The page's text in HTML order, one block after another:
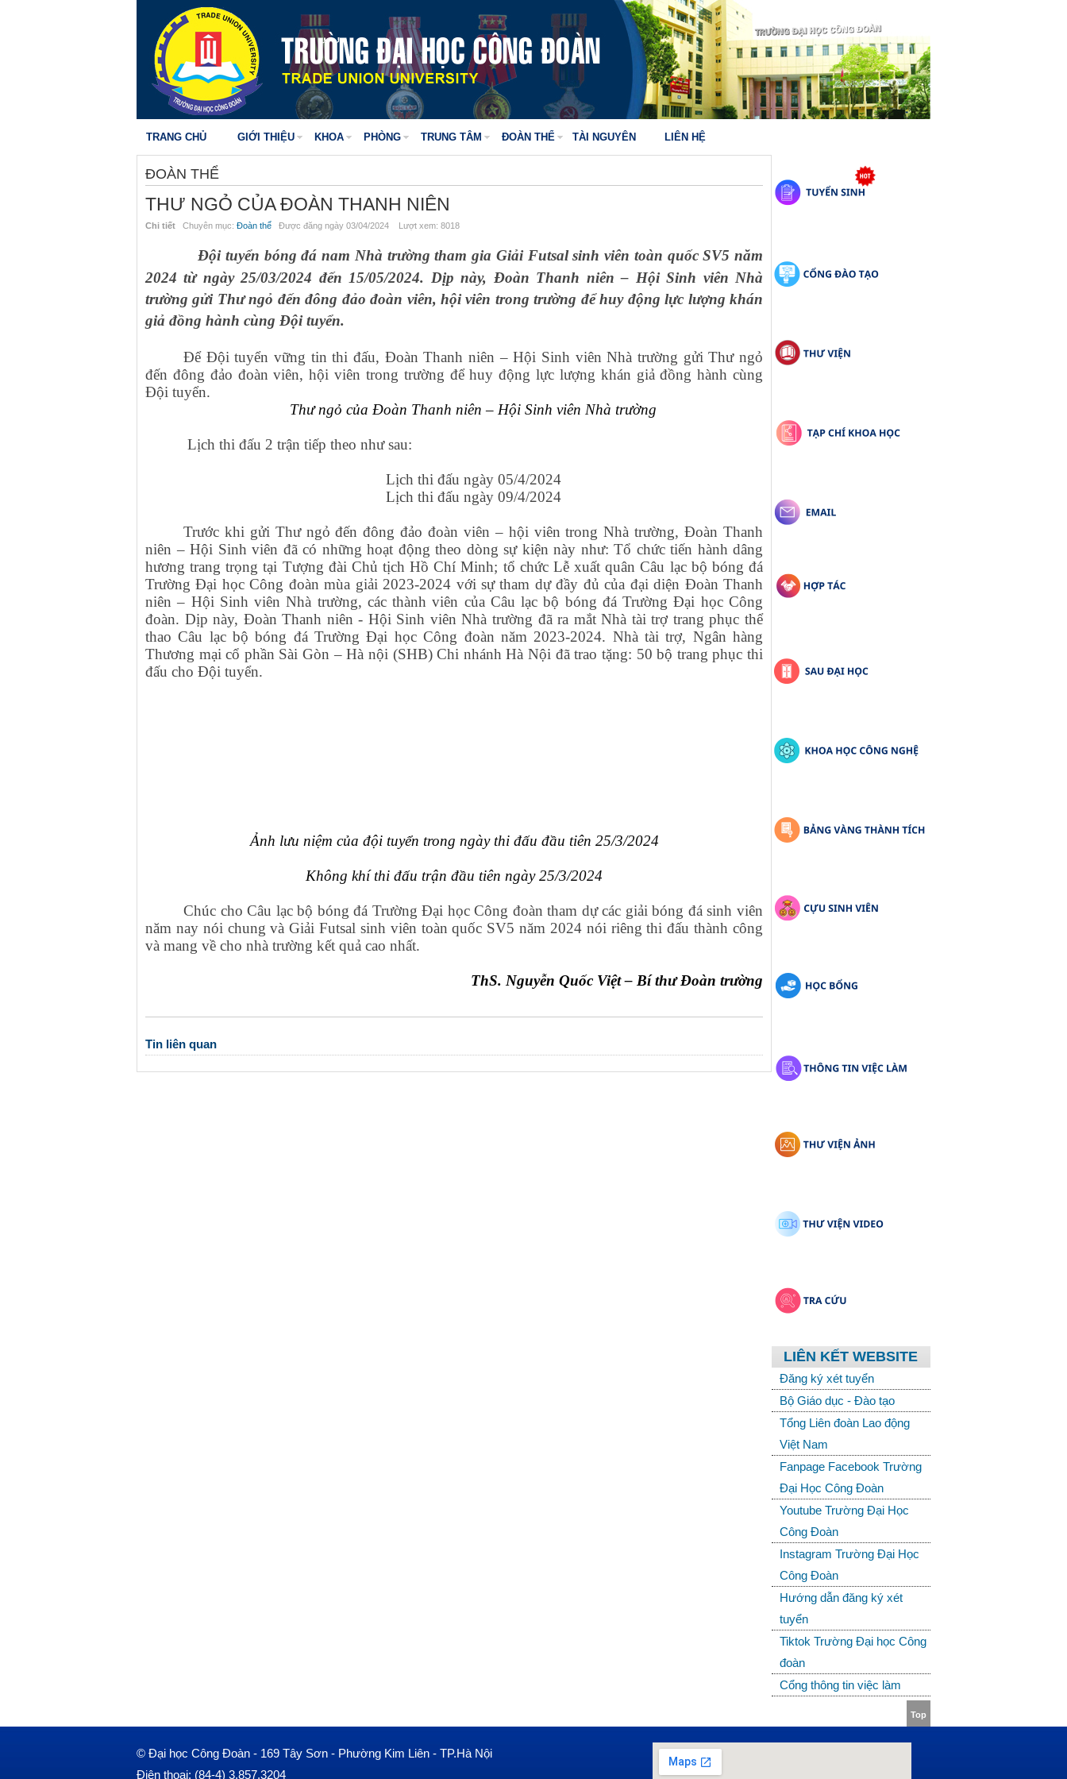
TRANG CHỦ GIỚI THIỆU KHOA PHÒNG TRUNG TÂM ĐOÀN THỂ TÀI NGUYÊN LIÊN HỆ
ĐOÀN THỂ
THƯ NGỎ CỦA ĐOÀN THANH NIÊN
Chi tiết Chuyên mục: Đoàn thể Được đăng ngày 03/04/2024 Lượt xem: 8018
Đội tuyển bóng đá nam Nhà trường tham gia Giải Futsal sinh viên toàn quốc SV5 năm
2024 từ ngày 25/03/2024 đến 15/05/2024. Dịp này, Đoàn Thanh niên – Hội Sinh viên Nhà
trường gửi Thư ngỏ đến đông đảo đoàn viên, hội viên trong trường để huy động lực lượng khán
giả đồng hành cùng Đội tuyển.
Để Đội tuyển vững tin thi đấu, Đoàn Thanh niên – Hội Sinh viên Nhà trường gửi Thư ngỏ
đến đông đảo đoàn viên, hội viên trong trường để huy động lực lượng khán giả đồng hành cùng
Đội tuyển.
Thư ngỏ của Đoàn Thanh niên – Hội Sinh viên Nhà trường
Lịch thi đấu 2 trận tiếp theo như sau:
Lịch thi đấu ngày 05/4/2024
Lịch thi đấu ngày 09/4/2024
Trước khi gửi Thư ngỏ đến đông đảo đoàn viên – hội viên trong Nhà trường, Đoàn Thanh
niên – Hội Sinh viên đã có những hoạt động theo dòng sự kiện này như: Tổ chức tiến hành dâng
hương trang trọng tại Tượng đài Chủ tịch Hồ Chí Minh; tổ chức Lễ xuất quân Câu lạc bộ bóng đá
Trường Đại học Công đoàn mùa giải 2023-2024 với sự tham dự đầy đủ của đại diện Đoàn Thanh
niên – Hội Sinh viên Nhà trường, các thành viên của Câu lạc bộ bóng đá Trường Đại học Công
đoàn. Dịp này, Đoàn Thanh niên - Hội Sinh viên Nhà trường đã ra mắt Nhà tài trợ trang phục thể
thao Câu lạc bộ bóng đá Trường Đại học Công đoàn năm 2023-2024. Nhà tài trợ, Ngân hàng
Thương mại cổ phần Sài Gòn – Hà nội (SHB) Chi nhánh Hà Nội đã trao tặng: 50 bộ trang phục thi
đấu cho Đội tuyển.
Ảnh lưu niệm của đội tuyển trong ngày thi đấu đầu tiên 25/3/2024
Không khí thi đấu trận đầu tiên ngày 25/3/2024
Chúc cho Câu lạc bộ bóng đá Trường Đại học Công đoàn tham dự các giải bóng đá sinh viên
năm nay nói chung và Giải Futsal sinh viên toàn quốc SV5 năm 2024 nói riêng thi đấu thành công
và mang về cho nhà trường kết quả cao nhất.
ThS. Nguyễn Quốc Việt – Bí thư Đoàn trường
Tin liên quan
LIÊN KẾT WEBSITE
Đăng ký xét tuyển
Bộ Giáo dục - Đào tạo
Tổng Liên đoàn Lao động
Việt Nam
Fanpage Facebook Trường
Đại Học Công Đoàn
Youtube Trường Đại Học
Công Đoàn
Instagram Trường Đại Học
Công Đoàn
Hướng dẫn đăng ký xét
tuyển
Tiktok Trường Đại học Công
đoàn
Cổng thông tin việc làm
Top
© Đại học Công Đoàn - 169 Tây Sơn - Phường Kim Liên - TP.Hà Nội
Điện thoại: (84-4) 3.857.3204